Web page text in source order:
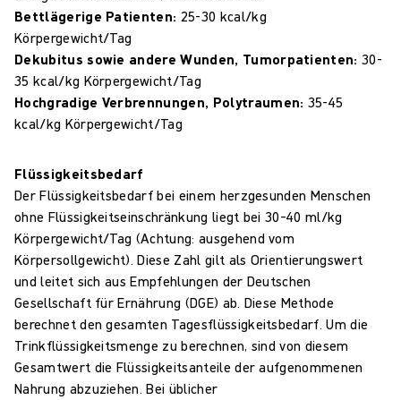
Bettlägerige Patienten: 25-30 kcal/kg
Körpergewicht/Tag
Dekubitus sowie andere Wunden, Tumorpatienten: 30-
35 kcal/kg Körpergewicht/Tag
Hochgradige Verbrennungen, Polytraumen: 35-45
kcal/kg Körpergewicht/Tag
Flüssigkeitsbedarf
Der Flüssigkeitsbedarf bei einem herzgesunden Menschen
ohne Flüssigkeitseinschränkung liegt bei 30–40 ml/kg
Körpergewicht/Tag (Achtung: ausgehend vom
Körpersollgewicht). Diese Zahl gilt als Orientierungswert
und leitet sich aus Empfehlungen der Deutschen
Gesellschaft für Ernährung (DGE) ab. Diese Methode
berechnet den gesamten Tagesflüssigkeitsbedarf. Um die
Trinkflüssigkeitsmenge zu berechnen, sind von diesem
Gesamtwert die Flüssigkeitsanteile der aufgenommenen
Nahrung abzuziehen. Bei üblicher